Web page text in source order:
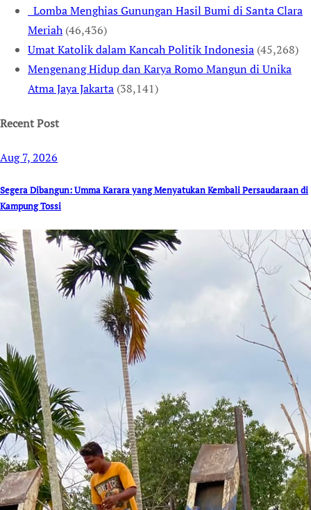
Lomba Menghias Gunungan Hasil Bumi di Santa Clara
Meriah (46,436)
Umat Katolik dalam Kancah Politik Indonesia (45,268)
Mengenang Hidup dan Karya Romo Mangun di Unika
Atma Jaya Jakarta (38,141)
Recent Post
Aug 7, 2026
Segera Dibangun: Umma Karara yang Menyatukan Kembali Persaudaraan di
Kampung Tossi